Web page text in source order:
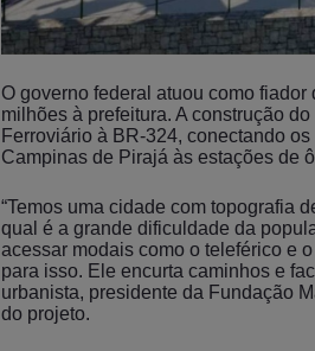
O governo federal atuou como
milhões à prefeitura. A construção
Ferroviário à BR-324, conectando
Campinas de Pirajá às estações de
“Temos uma cidade com topografia
qual é a grande dificuldade da
acessar modais como o teleférico e
para isso. Ele encurta caminhos e
urbanista, presidente da Fundação
do projeto.